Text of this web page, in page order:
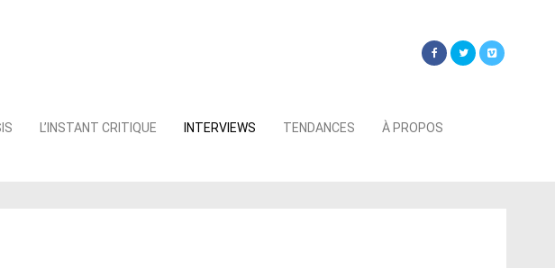
L’INSTANT CRITIQUE INTERVIEWS TENDANCES À PROPOS